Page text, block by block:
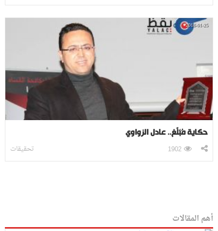
2018-01-25
حكاية مُبَلّغ.. عادل الزواوي
تحقيقات 1902
أهم المقالات